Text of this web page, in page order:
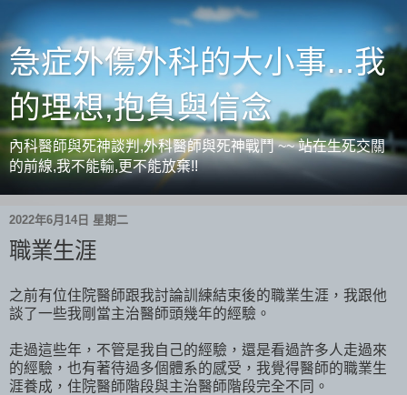
急症外傷外科的大小事...我
的理想,抱負與信念
內科醫師與死神談判,外科醫師與死神戰鬥 ~~ 站在生死交關
的前線,我不能輸,更不能放棄!!
2022年6月14日 星期二
職業生涯
之前有位住院醫師跟我討論訓練結束後的職業生涯，我跟他
談了一些我剛當主治醫師頭幾年的經驗。
走過這些年，不管是我自己的經驗，還是看過許多人走過來
的經驗，也有著待過多個體系的感受，我覺得醫師的職業生
涯養成，住院醫師階段與主治醫師階段完全不同。